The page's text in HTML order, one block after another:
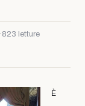
· 823 letture
È